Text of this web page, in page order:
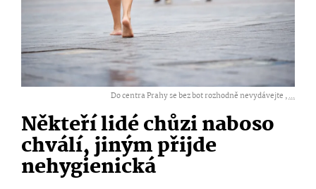
Do centra Prahy se bez bot rozhodně nevydávejte ,...
Někteří lidé chůzi naboso
chválí, jiným přijde
nehygienická